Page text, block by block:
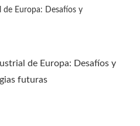
Europa: Desafíos y